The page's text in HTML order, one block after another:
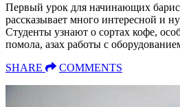
Первый урок для начинающих
рассказывает много интересной и
Студенты узнают о сортах кофе,
помола, азах работы с
SHARE
COMMENTS